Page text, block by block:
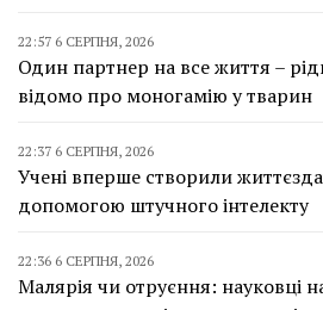
22:57 6 СЕРПНЯ, 2026
Один партнер на все життя –
відомо про моногамію у тварин
22:37 6 СЕРПНЯ, 2026
Учені вперше створили
допомогою штучного інтелекту
22:36 6 СЕРПНЯ, 2026
Малярія чи отруєння: науковці